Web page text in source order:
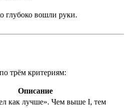
глубоко вошли руки.
трём критериям:
Описание
как лучше». Чем выше I, тем